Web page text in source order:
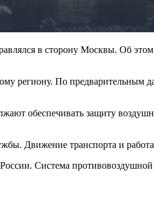
в сторону Москвы. Об
региону. По предварительным
обеспечивать защиту
Движение транспорта и
Система